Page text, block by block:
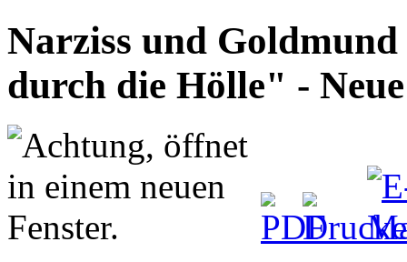
Narziss und
durch die Hölle" -